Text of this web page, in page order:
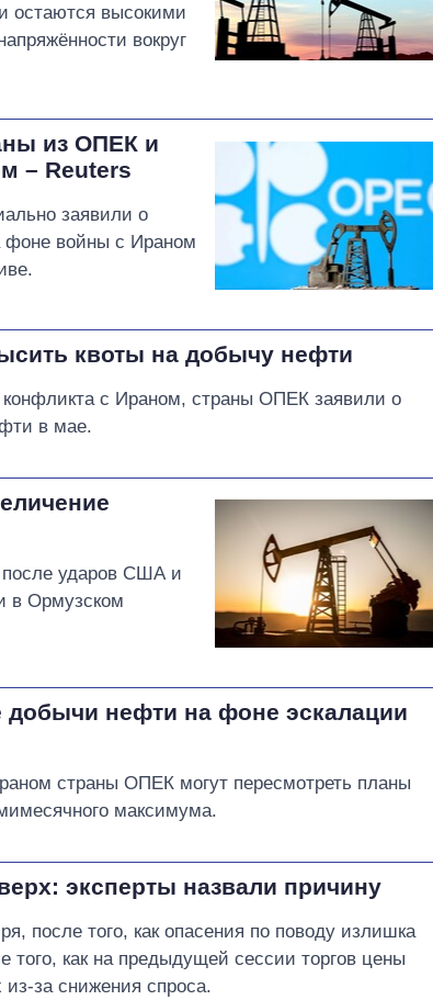
остаются высокими
вокруг
из ОПЕК и
– Reuters
заявили о
войны с Ираном
квоты на добычу нефти
с Ираном, страны ОПЕК заявили о
в мае.
ударов США и
в Ормузском
добычи нефти на фоне эскалации
страны ОПЕК могут пересмотреть планы
максимума.
эксперты назвали причину
после того, как опасения по поводу излишка
как на предыдущей сессии торгов цены
за снижения спроса.